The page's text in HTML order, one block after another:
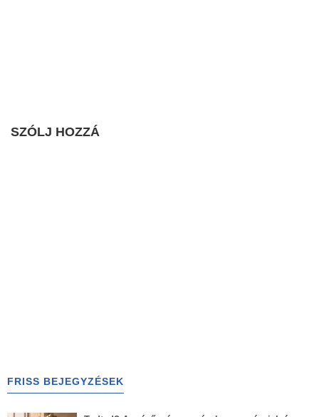
SZÓLJ HOZZÁ
FRISS BEJEGYZÉSEK